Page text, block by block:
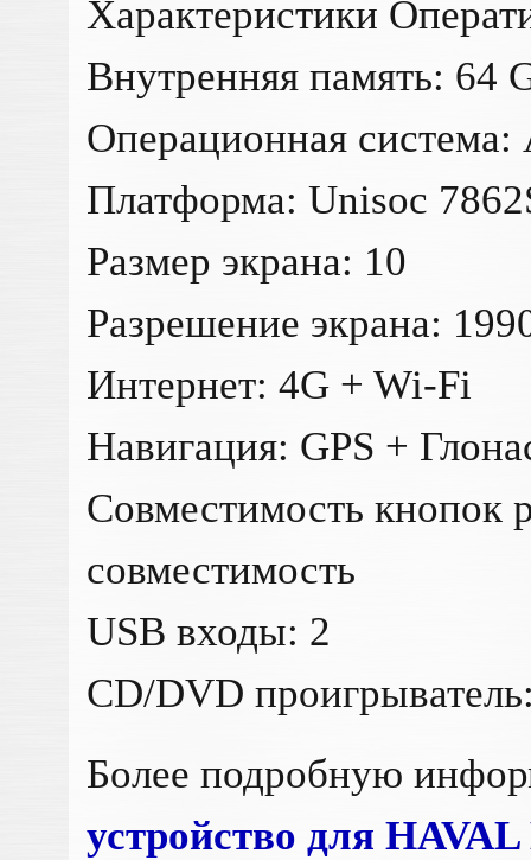
Характеристики
Внутренняя память: 64
Операционная
Платформа: Unisoc
Размер экрана: 10
Разрешение экрана:
Интернет: 4G + Wi-Fi
Навигация: GPS +
Совместимость кнопок
совместимость
USB входы: 2
CD/DVD
Более подробную
устройство для